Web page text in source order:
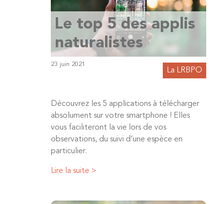
Le top 5 des applis
naturalistes
23 juin 2021
La LRBPO
Découvrez les 5 applications à télécharger
absolument sur votre smartphone ! Elles
vous faciliteront la vie lors de vos
observations, du suivi d’une espèce en
particulier.
Lire la suite >